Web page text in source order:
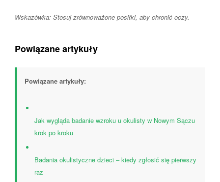
Wskazówka: Stosuj zrównoważone posiłki, aby chronić oczy.
Powiązane artykuły
Powiązane artykuły:
Jak wygląda badanie wzroku u okulisty w Nowym Sączu
krok po kroku
Badania okulistyczne dzieci – kiedy zgłosić się pierwszy
raz